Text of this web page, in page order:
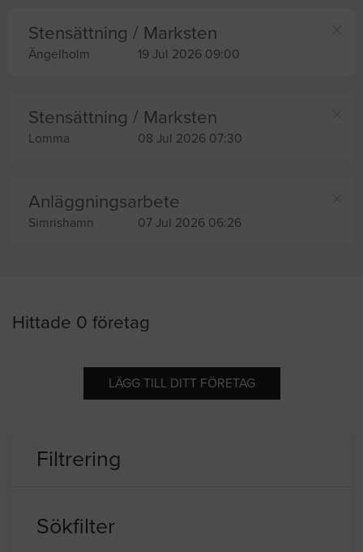
Stensättning / Marksten
Ängelholm 19 Jul 2026 09:00
Stensättning / Marksten
Lomma 08 Jul 2026 07:30
Anläggningsarbete
Simrishamn 07 Jul 2026 06:26
Hittade 0 företag
LÄGG TILL DITT FÖRETAG
Filtrering
Sökfilter